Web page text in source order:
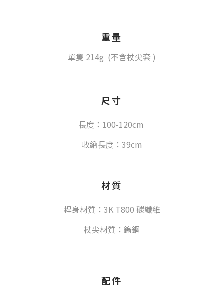
重量
單隻 214g (不含杖尖套 )
尺寸
長度：100-120cm
收納長度：39cm
材質
桿身材質：3K T800 碳纖維
杖尖材質：鎢鋼
配件